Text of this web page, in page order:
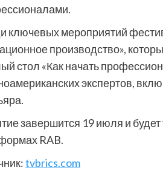
ключевых мероприятий
производство»,
стол «Как начать
экспертов,
завершится 19 июля и
RAB.
tvbrics.com